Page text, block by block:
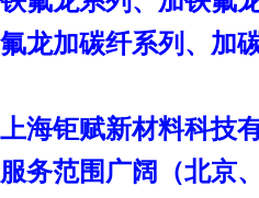
氟龙加碳纤系列、加
上海钜赋新材料科技
服务范围广阔（北京